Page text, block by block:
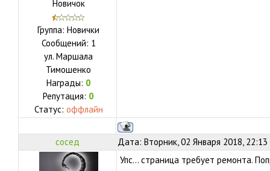
Новичок
Группа: Новички
Сообщений: 1
ул. Маршала
Тимошенко
Награды: 0
Репутация: 0
Статус: оффлайн
сосед Дата: Вторник, 02 Января 2018,
Упс... страница требует ремонта.